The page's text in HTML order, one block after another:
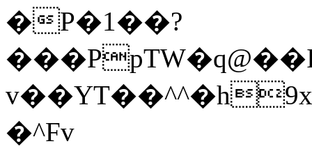
�P�1��?
�^Fv